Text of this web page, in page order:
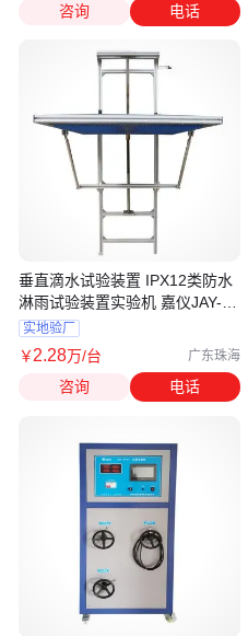
咨询 电话
垂直滴水试验装置 IPX12类防水
淋雨试验装置实验机 嘉仪JAY-
1012
实地验厂
￥2.28万/台 广东珠海
咨询 电话